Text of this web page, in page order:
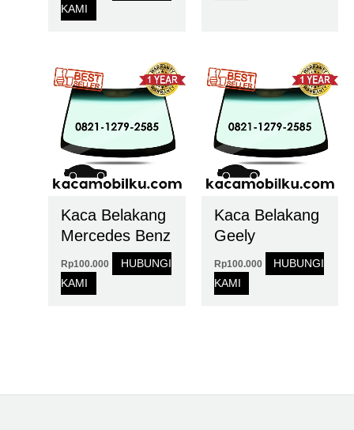
KAMI
Kaca Belakang
Mercedes Benz
Rp100.000
HUBUNGI
KAMI
Kaca Belakang
Geely
Rp100.000
HUBUNGI
KAMI